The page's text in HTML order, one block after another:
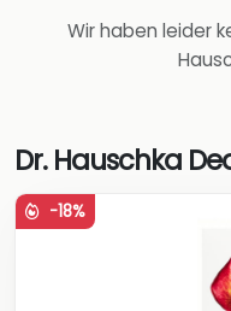
Wir haben leider
Dr. Hauschka
-18%